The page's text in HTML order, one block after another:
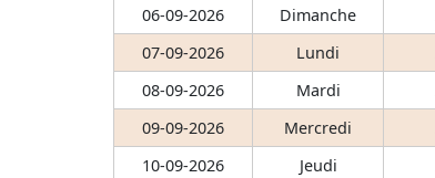
06-09-2026
Dimanche
07-09-2026
Lundi
08-09-2026
Mardi
09-09-2026
Mercredi
10-09-2026
Jeudi